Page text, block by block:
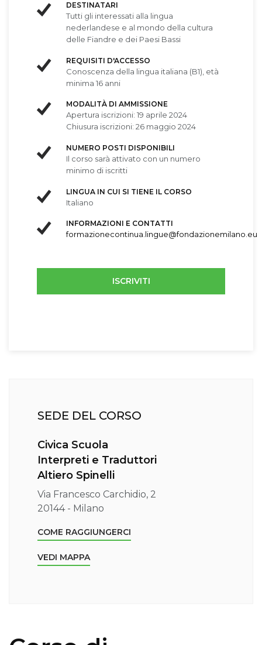
DESTINATARI
Tutti gli interessati alla lingua
nederlandese e al mondo della cultura
delle Fiandre e dei Paesi Bassi
REQUISITI D'ACCESSO
Conoscenza della lingua italiana (B1), età
minima 16 anni
MODALITÀ DI AMMISSIONE
Apertura iscrizioni: 19 aprile 2024
Chiusura iscrizioni: 26 maggio 2024
NUMERO POSTI DISPONIBILI
Il corso sarà attivato con un numero
minimo di iscritti
LINGUA IN CUI SI TIENE IL CORSO
Italiano
INFORMAZIONI E CONTATTI
formazionecontinua.lingue@fondazionemilano.eu
ISCRIVITI
SEDE DEL CORSO
Civica Scuola
Interpreti e Traduttori
Altiero Spinelli
Via Francesco Carchidio, 2
20144 - Milano
COME RAGGIUNGERCI
VEDI MAPPA